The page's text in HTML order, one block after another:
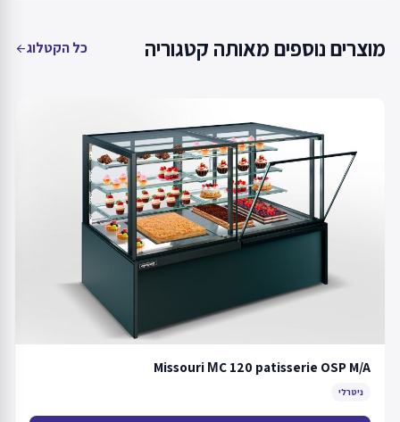
מוצרים נוספים מאותה קטגוריה כל הקטלוגarrow_back
Missouri МC 120 patisserie OSP M/A
ניטרלי